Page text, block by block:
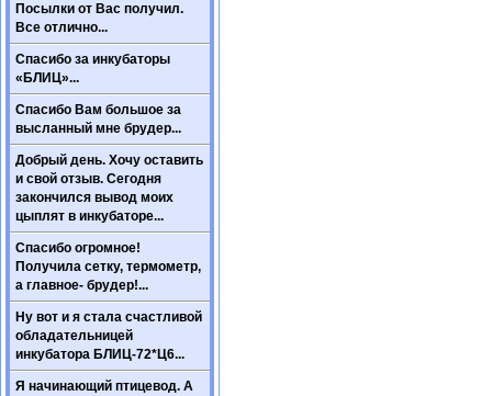
Посылки от Вас получил.
Все отлично...
Спасибо за инкубаторы
«БЛИЦ»...
Спасибо Вам большое за
высланный мне брудер...
Добрый день. Хочу оставить
и свой отзыв. Сегодня
закончился вывод моих
цыплят в инкубаторе...
Спасибо огромное!
Получила сетку, термометр,
а главное- брудер!...
Ну вот и я стала счастливой
обладательницей
инкубатора БЛИЦ-72*Ц6...
Я начинающий птицевод. А